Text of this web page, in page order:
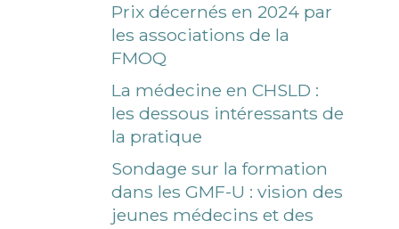
Prix décernés en 2024 par
les associations de la
FMOQ
La médecine en CHSLD :
les dessous intéressants de
la pratique
Sondage sur la formation
dans les GMF-U : vision des
jeunes médecins et des